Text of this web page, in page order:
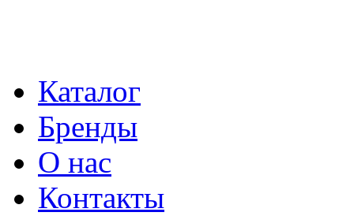
Каталог
Бренды
О нас
Контакты